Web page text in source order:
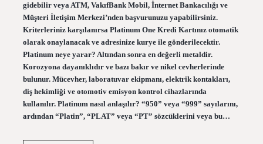
gidebilir veya ATM, VakıfBank Mobil, İnternet Bankacılığı ve
Müşteri İletişim Merkezi’nden başvurunuzu yapabilirsiniz.
Kriterleriniz karşılanırsa Platinum One Kredi Kartınız otomatik
olarak onaylanacak ve adresinize kurye ile gönderilecektir.
Platinum neye yarar? Altından sonra en değerli metaldir.
Korozyona dayanıklıdır ve bazı bakır ve nikel cevherlerinde
bulunur. Mücevher, laboratuvar ekipmanı, elektrik kontakları,
diş hekimliği ve otomotiv emisyon kontrol cihazlarında
kullanılır. Platinum nasıl anlaşılır? “950” veya “999” sayılarını,
ardından “Platin”, “PLAT” veya “PT” sözcüklerini veya bu…